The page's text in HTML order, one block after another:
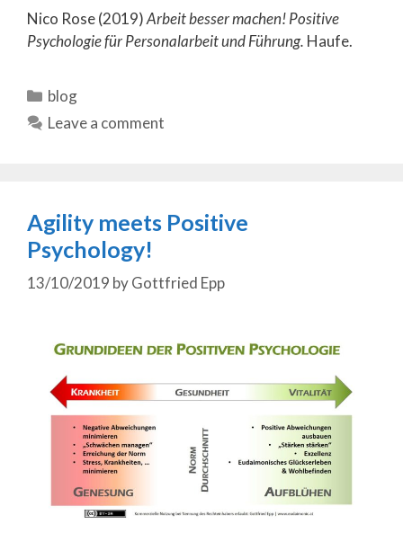
Nico Rose (2019)Arbeit besser machen! Positive
Psychologie für Personalarbeit und Führung. Haufe.
Categories
blog
Leave a comment
Agility meets Positive
Psychology!
13/10/2019 byGottfried Epp